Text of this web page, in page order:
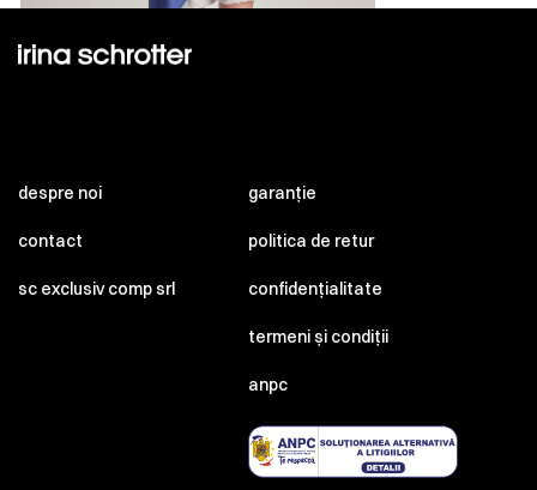
despre noi
contact
sc exclusiv comp srl
garanție
politica de retur
confidențialitate
termeni și condiții
anpc